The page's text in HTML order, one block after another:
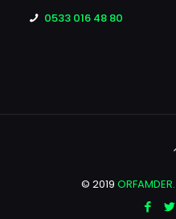
0533 016 48 80
© 2019 ORFAMDER.